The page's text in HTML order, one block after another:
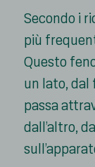
Secondo i
più
Questo
un lato, dal
passa
dall’altro,